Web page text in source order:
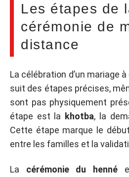
Les étapes de
cérémonie de
distance
La célébration d’un mariage
suit des étapes précises,
sont pas physiquement
étape est la khotba, la
Cette étape marque le
entre les familles et la
La cérémonie du henné